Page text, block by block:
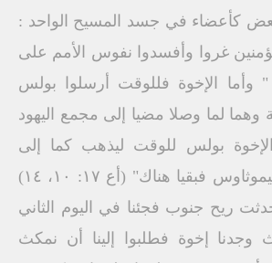
كأعضاء في جسد المسيح الواحد :
غروا وأفسدوا نفوس الأمم على
(أع ٢:١٤) " وأما الإخوة فللوقت أرسلوا بولس
وهما لما وصلا مضيا إلى مجمع اليهود
بولس للوقت ليذهب كما إلى
البحر وأما سيلا وتيموثاوس فبقيا هناك" (أع ١٧: ١٠، ١٤)
ريح جنوب فجئنا في اليوم الثاني
وجدنا إخوة فطلبوا إلينا أن نمكث